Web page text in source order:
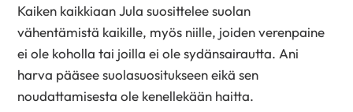
Kaiken kaikkiaan Jula suosittelee suolan
vähentämistä kaikille, myös niille, joiden verenpaine
ei ole koholla tai joilla ei ole sydänsairautta. Ani
harva pääsee suolasuositukseen eikä sen
noudattamisesta ole kenellekään haitta.